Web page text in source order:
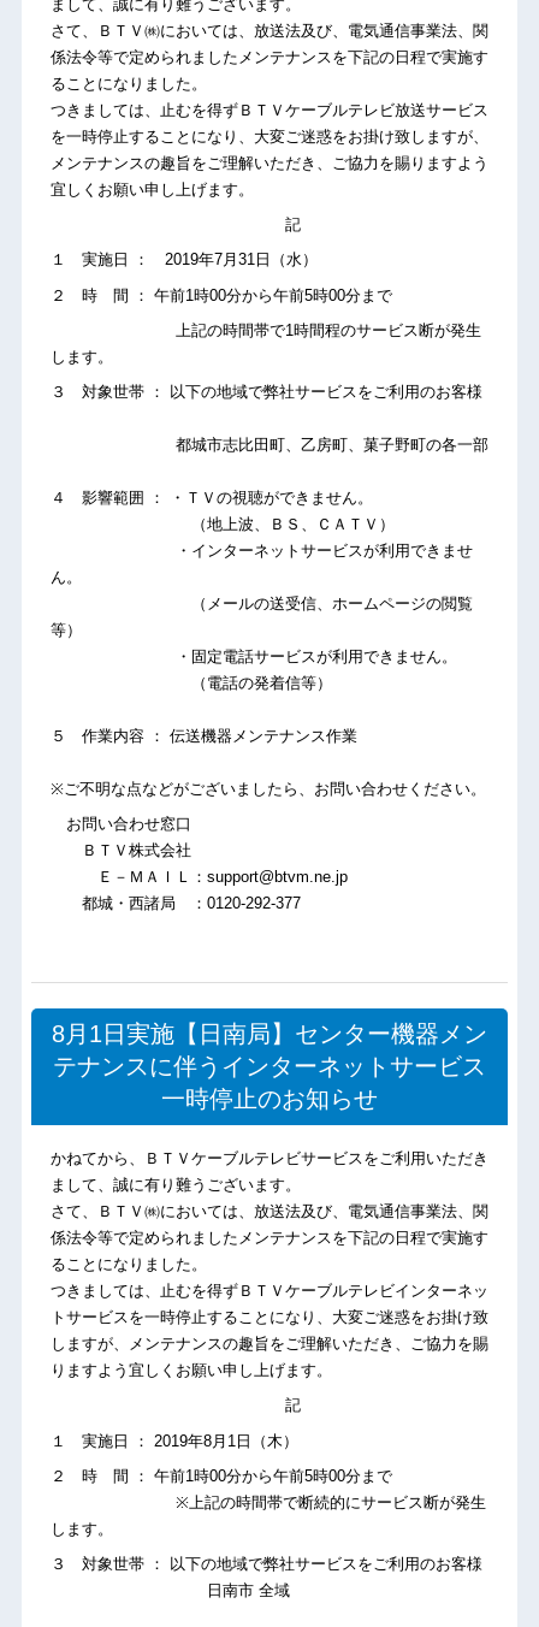
まして、誠に有り難うございます。
さて、ＢＴＶ㈱においては、放送法及び、電気通信事業法、関
係法令等で定められましたメンテナンスを下記の日程で実施す
ることになりました。
つきましては、止むを得ずＢＴＶケーブルテレビ放送サービス
を一時停止することになり、大変ご迷惑をお掛け致しますが、
メンテナンスの趣旨をご理解いただき、ご協力を賜りますよう
宜しくお願い申し上げます。
記
１ 実施日 ： 2019年7月31日（水）
２ 時 間 ： 午前1時00分から午前5時00分まで
上記の時間帯で1時間程のサービス断が発生
します。
３ 対象世帯 ： 以下の地域で弊社サービスをご利用のお客様
都城市志比田町、乙房町、菓子野町の各一部
４ 影響範囲 ： ・ＴＶの視聴ができません。
（地上波、ＢＳ、ＣＡＴＶ）
・インターネットサービスが利用できませ
ん。
（メールの送受信、ホームページの閲覧
等）
・固定電話サービスが利用できません。
（電話の発着信等）
５ 作業内容 ： 伝送機器メンテナンス作業
※ご不明な点などがございましたら、お問い合わせください。
お問い合わせ窓口
ＢＴＶ株式会社
Ｅ－ＭＡＩＬ：support@btvm.ne.jp
都城・西諸局 ：0120-292-377
8月1日実施【日南局】センター機器メン
テナンスに伴うインターネットサービス
一時停止のお知らせ
かねてから、ＢＴＶケーブルテレビサービスをご利用いただき
まして、誠に有り難うございます。
さて、ＢＴＶ㈱においては、放送法及び、電気通信事業法、関
係法令等で定められましたメンテナンスを下記の日程で実施す
ることになりました。
つきましては、止むを得ずＢＴＶケーブルテレビインターネッ
トサービスを一時停止することになり、大変ご迷惑をお掛け致
しますが、メンテナンスの趣旨をご理解いただき、ご協力を賜
りますよう宜しくお願い申し上げます。
記
１ 実施日 ： 2019年8月1日（木）
２ 時 間 ： 午前1時00分から午前5時00分まで
※上記の時間帯で断続的にサービス断が発生
します。
３ 対象世帯 ： 以下の地域で弊社サービスをご利用のお客様
日南市 全域